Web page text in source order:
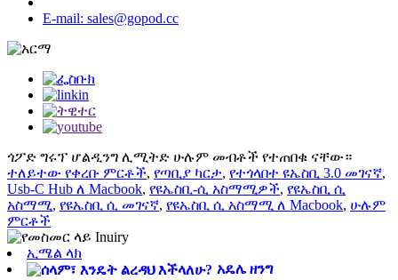
E-mail: sales@gopod.cc
ጎፖድ ግሩፕ ሆልዲንግ ሊሚትድ ሁሉም መብቶች የተጠበቁ ናቸው።
ተለይተው የቀረቡ ምርቶች, የጣቢያ ካርታ, የተጎላበተ ዩኤስቢ 3.0 መገናኛ,
Usb-C Hub ለ Macbook, የዩኤስቢ-ሲ አስማሚዎች, የዩኤስቢ ሲ
አስማሚ, የዩኤስቢ ሲ መገናኛ, የዩኤስቢ ሲ አስማሚ ለ Macbook, ሁሉም
ምርቶች
ኢሜል ላክ
አዴሌ ዘንግ